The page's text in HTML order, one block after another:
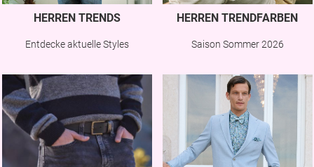
HERREN TRENDS
Entdecke aktuelle Styles
HERREN TRENDFARBEN
Saison Sommer 2026